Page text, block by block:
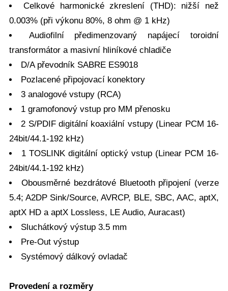
Celkové harmonické zkreslení (THD): nižší než
0.003% (při výkonu 80%, 8 ohm @ 1 kHz)
Audiofilní předimenzovaný napájecí toroidní
transformátor a masivní hliníkové chladiče
D/A převodník SABRE ES9018
Pozlacené připojovací konektory
3 analogové vstupy (RCA)
1 gramofonový vstup pro MM přenosku
2 S/PDIF digitální koaxiální vstupy (Linear PCM 16-
24bit/44.1-192 kHz)
1 TOSLINK digitální optický vstup (Linear PCM 16-
24bit/44.1-192 kHz)
Obousměrné bezdrátové Bluetooth připojení (verze
5.4; A2DP Sink/Source, AVRCP, BLE, SBC, AAC, aptX,
aptX HD a aptX Lossless, LE Audio, Auracast)
Sluchátkový výstup 3.5 mm
Pre-Out výstup
Systémový dálkový ovladač
Provedení a rozměry